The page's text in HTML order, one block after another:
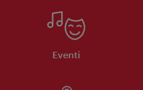
Eventi